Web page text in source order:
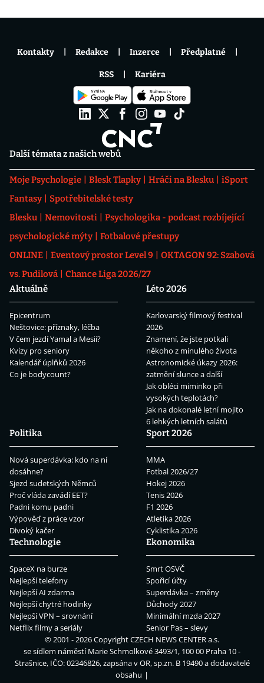
Další témata z našich webů
Moje Psychologie Blesk Tlapky Hráči na Blesku
iSport
Fantasy
Spotřebitelské testy
Blesku
Nemovitosti
Psychologika - podcast rozbíjející
psychologické mýty
Fotbalové přestupy
ONLINE
Eventový prostor Level 9
OKTAGON 92: Szabová
vs. Pudilová
Chance Liga 2026/27
Aktuálně
Epicentrum
Neštovice: příznaky, léčba
V čem jezdí Yamal a Mesii?
Kvízy pro seniory
Kalendář úplňků 2026
Co je bodycount?
Léto 2026
Karlovarský filmový festival
2026
Znamení, že jste potkali
někoho z minulého života
Astronomické úkazy 2026:
zatmění slunce a další
Jak obléci miminko při
vysokých teplotách?
Jak na dokonalé letní mojito
6 lehkých letních salátů
Politika
Nová superdávka: kdo na ní
dosáhne?
Sjezd sudetských Němců
Proč vláda zavádí EET?
Padni komu padni
Výpověď z práce vzor
Divoký kačer
Sport 2026
MMA
Fotbal 2026/27
Hokej 2026
Tenis 2026
F1 2026
Atletika 2026
Cyklistika 2026
Technologie
SpaceX na burze
Nejlepší telefony
Nejlepší AI zdarma
Nejlepší chytré hodinky
Nejlepší VPN – srovnání
Netflix filmy a seriály
Ekonomika
Smrt OSVČ
Spořicí účty
Superdávka – změny
Důchody 2027
Minimální mzda 2027
Senior Pas – slevy
Kontakty Redakce Inzerce Předplatné
RSS Kariéra
© 2001 - 2026 CopyrightCZECH NEWS CENTER a.s.
se sídlem náměstí Marie Schmolkové 3493/1, 100 00 Praha 10 -
Strašnice, IČO: 02346826, zapsána v OR, sp.zn. B 19490 a dodavatelé
obsahu